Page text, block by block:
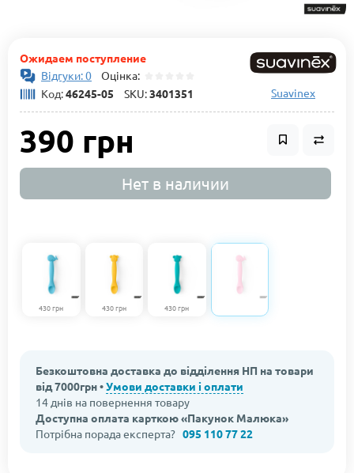
Ожидаем поступление
Відгуки: 0 Оцінка:
Код:46245-05 SKU:3401351 Suavinex
390 грн
Нет в наличии
430 грн 430 грн 430 грн
Безкоштовна доставка до відділення НП на товари
від 7000грн •Умови доставки і оплати
14 днів на повернення товару
Доступна оплата карткою «Пакунок Малюка»
Потрібна порада експерта? 095 110 77 22